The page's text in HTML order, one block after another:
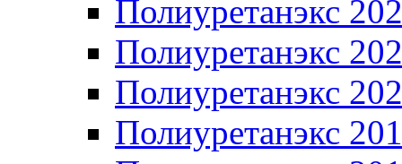
Полиуретанэкс
Полиуретанэкс
Полиуретанэкс
Полиуретанэкс